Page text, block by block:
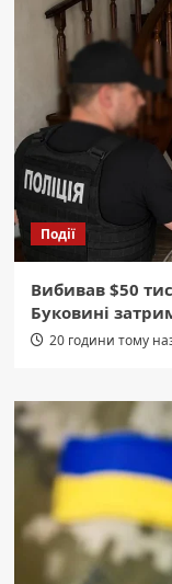
Події
Вибивав $50
Буковині
20 години тому